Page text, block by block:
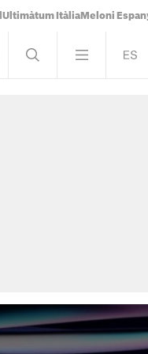
Ultimàtum Itàlia Meloni